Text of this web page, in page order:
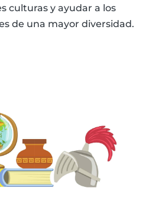
culturas y ayudar a los
de una mayor diversidad.